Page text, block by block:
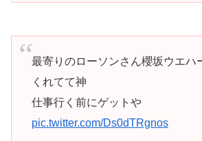
最寄りのローソンさん櫻坂ウエハ
くれてて神
仕事行く前にゲットや
pic.twitter.com/Ds0dTRgnos